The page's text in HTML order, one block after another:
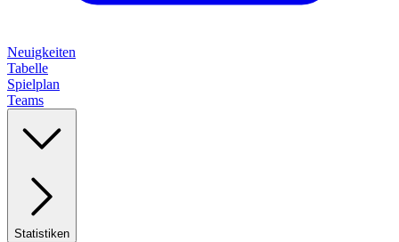
Neuigkeiten
Tabelle
Spielplan
Teams
Statistiken